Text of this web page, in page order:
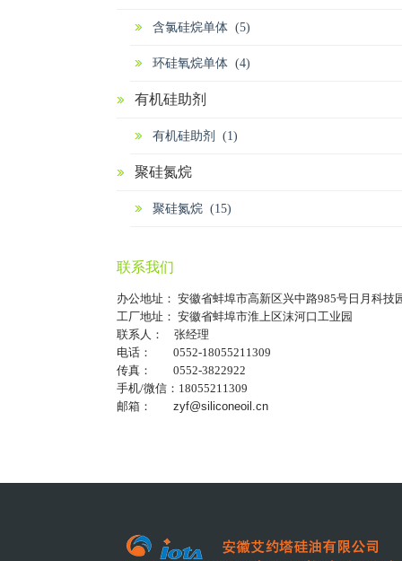
含氯硅烷单体 (5)
环硅氧烷单体 (4)
有机硅助剂
有机硅助剂 (1)
聚硅氮烷
聚硅氮烷 (15)
联系我们
办公地址： 安徽省蚌埠市高新区兴中路985号日月科技
工厂地址： 安徽省蚌埠市淮上区沫河口工业园
联系人： 张经理
电话： 0552-18055211309
传真： 0552-3822922
手机/微信：18055211309
邮箱： zyf@siliconeoil.cn